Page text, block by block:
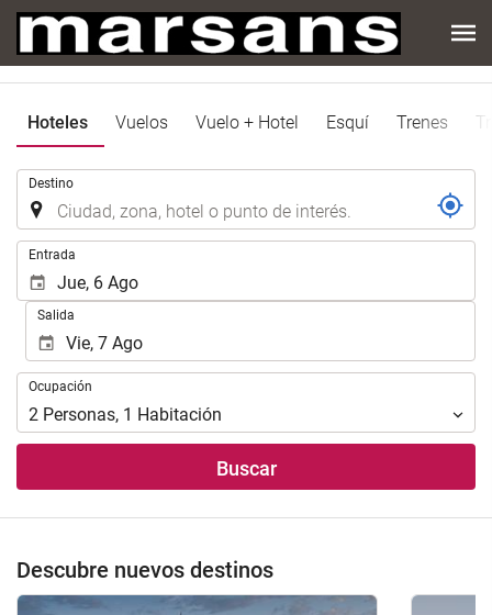
Hoteles Vuelos Vuelo + Hotel Esquí Trenes
Destino
Entrada
Salida
Ocupación
Ocupación
2 Personas, 1 Habitación
Buscar
Descubre nuevos destinos